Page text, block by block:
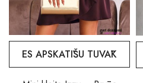
ES APSKATĪŠU TUVĀK